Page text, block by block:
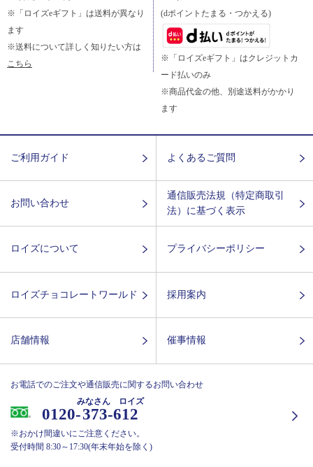
※「ロイズeギフト」は送料が異なり
ます
※送料について詳しく知りたい方は
こちら
(dポイントたまる・つかえる)
※「ロイズeギフト」はクレジットカ
ード払いのみ
※商品代金の他、別途送料がかかり
ます
ご利用ガイド よくあるご質問
お問い合わせ
通信販売法規（特定商取引
法）に基づく表示
ロイズについて プライバシーポリシー
ロイズチョコレートワールド 採用案内
店舗情報 催事情報
お電話でのご注文や通信販売に関するお問い合わせ
0120-373-612
みなさん ロイズ
※おかけ間違いにご注意ください。
受付時間 8:30～17:30(年末年始を除く)